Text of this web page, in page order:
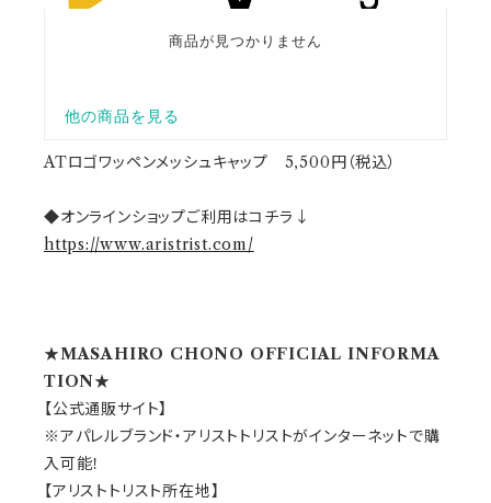
ATロゴワッペンメッシュキャップ 5,500円（税込）
◆オンラインショップご利用はコチラ↓
https://www.aristrist.com/
★MASAHIRO CHONO OFFICIAL INFORMA
TION★
【公式通販サイト】
※アパレルブランド・アリストトリストがインターネットで購
入可能！
【アリストトリスト所在地】